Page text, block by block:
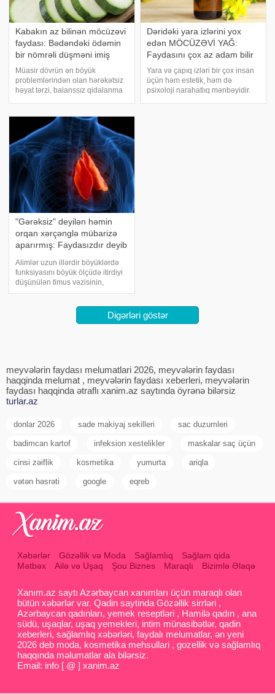
Kabakın az bilinən möcüzəvi
faydası: Bədəndəki ödəmin
bir nömrəli düşməni imiş
Müasir dövrün ən böyük
problemlərindən olan hərəkətsiz
həyat tərzi, balanssız qidalanma
səbəb olur. Bir çox insan bu
problemi həll etmək üçün süni
preparatlar
Dəridəki yara izlərini yox
edən MÖCÜZƏVİ YAĞ:
Faydasını çox az adam bilir
Yara və çapıq izləri bir çox insan
üçün həm estetik, həm də
psixoloji narahatlıq mənbəyidir.
"Gərəksiz" deyilən həmin
orqan xərçənglə mübarizə
aparırmış: Faydasızdır deyib
Alimlər uzun illərdir böyüklərdə
funksiyasını böyük ölçüdə itirdiyi
düşünülən timus vəzisinin,
əslində immun sistemini
mübarizədə və ürək sağlığında
mühüm rol oynadığını sübut
Digərləri göstər
meyvələrin faydası melumatlari 2026, meyvələrin faydası
haqqinda melumat , meyvələrin faydası xeberleri, meyvələrin
faydası haqqinda ətraflı xanim.az saytında öyrənə bilərsiz
turlar.az
donlar 2026 sade makiyaj sekilleri sac duzumleri
badimcan kartof infeksion xestelikler maskalar saç üçün
cinsi zəiflik kosmetika yumurta ariqla
vətən həsrəti google eqreb
Xəbərlər Gözəllik və Moda Sağlamlıq
Sağlam qida
Mətbəx
Ailə və Uşaq Şou Biznes Maraqlı Bizimlə Əlaqə
Xanım.az saytı Azərbaycan xanımları üçün maraqlı olan
bütün xəbərlər var. Qadin saytinda Gözəllik sirrləri ,
Azərbaycan qadınları, yemek reseptləri , Hamilə qadın , ana
südü, uşaqlar, uşaq yemekleri, intim münasibətlər, qadin
xeberleri, sağlamlıq xəbərləri, faydalı melumatlar, ən yeni
2026 deb moda, kosmetika mehsullari , gozellik və sağlamlıq
haqqında məlumatlar ala bilərsiz.
Email: info [ @ ] xanim.az